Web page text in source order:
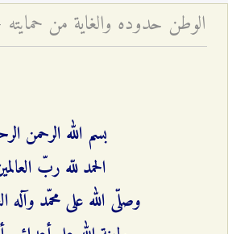
بسم الله الرحمن
الحمد للّه ربّ
وصلّى الله على محمّد وآله